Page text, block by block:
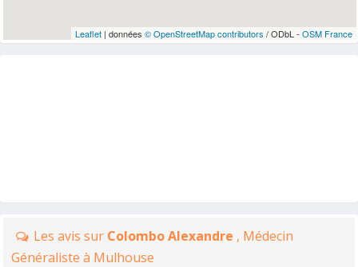
Leaflet| données © OpenStreetMap contributors / ODbL - OSM France
Les avis sur Colombo Alexandre , Médecin
Généraliste à Mulhouse